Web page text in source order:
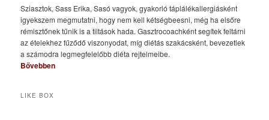
Sziasztok, Sass Erika, Sasó vagyok, gyakorló táplálékallergiásként
igyekszem megmutatni, hogy nem kell kétségbeesni, még ha elsőre
rémisztőnek tűnik is a tiltások hada. Gasztrocoachként segítek feltárni
az ételekhez fűződő viszonyodat, míg diétás szakácsként, bevezetlek
a számodra legmegfelelőbb diéta rejtelmeibe.
Bővebben
LIKE BOX